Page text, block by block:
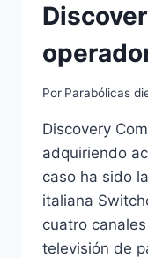
Por Parabólicas
Discovery
adquiriendo
caso ha sido
italiana
cuatro
televisión de